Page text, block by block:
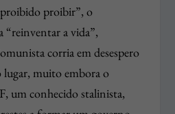
proibido proibir”, o
“reinventar a vida”,
corria em desespero
lugar, muito embora o
um conhecido stalinista,